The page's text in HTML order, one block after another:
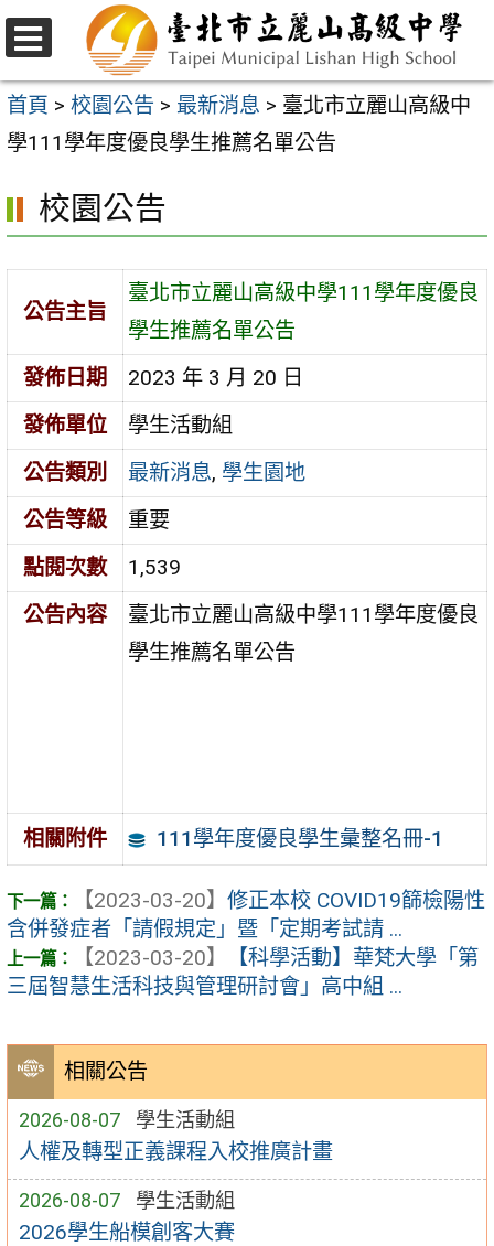
跳
至
主
要
容
區
選
單
首頁 > 校園公告 > 最新消息 > 臺北市立麗山高級中
學111學年度優良學生推薦名單公告
相關公告
2026-08-07 學生活動組
人權及轉型正義課程入校推廣計畫
2026-08-07 學生活動組
2026學生船模創客大賽
校園公告
公告主旨
臺北市立麗山高級中學111學年度優良
學生推薦名單公告
發佈日期
2023 年 3 月 20 日
發佈單位
學生活動組
公告類別
最新消息, 學生園地
公告等級
重要
點閱次數
1,539
公告內容
臺北市立麗山高級中學111學年度優良
學生推薦名單公告
相關附件 111學年度優良學生彙整名冊-1
【2023-03-20】 修正本校 COVID19篩檢陽性
含併發症者「請假規定」暨「定期考試請 ...
【2023-03-20】
【科學活動】華梵大學「第
三屆智慧生活科技與管理研討會」高中組 ...